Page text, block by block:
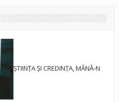
ȘTIINȚA ȘI CREDINȚA, MÂNĂ-N